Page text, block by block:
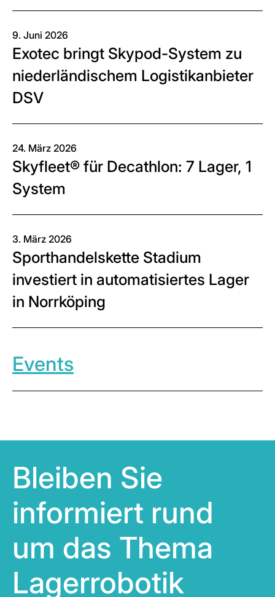
9. Juni 2026
Exotec bringt Skypod-System zu
niederländischem Logistikanbieter
DSV
24. März 2026
Skyfleet® für Decathlon: 7 Lager, 1
System
3. März 2026
Sporthandelskette Stadium
investiert in automatisiertes Lager
in Norrköping
Events
Bleiben Sie
informiert rund
um das Thema
Lagerrobotik